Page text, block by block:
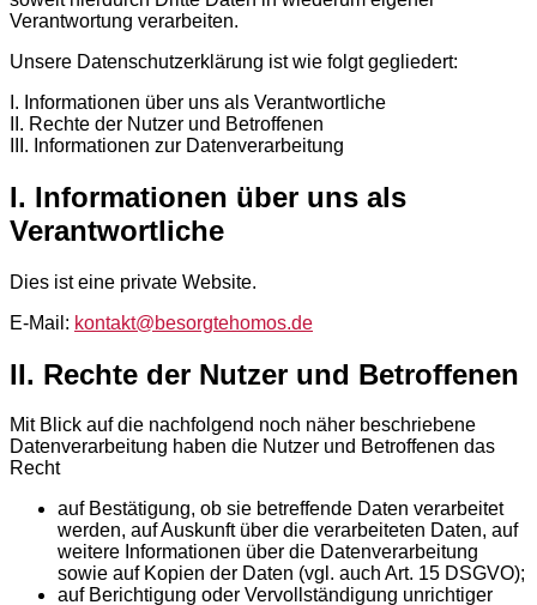
Verantwortung verarbeiten.
Unsere Datenschutzerklärung ist wie folgt gegliedert:
I. Informationen über uns als Verantwortliche
II. Rechte der Nutzer und Betroffenen
III. Informationen zur Datenverarbeitung
I. Informationen über uns als
Verantwortliche
Dies ist eine private Website.
E-Mail: kontakt@besorgtehomos.de
II. Rechte der Nutzer und Betroffenen
Mit Blick auf die nachfolgend noch näher beschriebene
Datenverarbeitung haben die Nutzer und Betroffenen das
Recht
auf Bestätigung, ob sie betreffende Daten verarbeitet
werden, auf Auskunft über die verarbeiteten Daten, auf
weitere Informationen über die Datenverarbeitung
sowie auf Kopien der Daten (vgl. auch Art. 15 DSGVO);
auf Berichtigung oder Vervollständigung unrichtiger